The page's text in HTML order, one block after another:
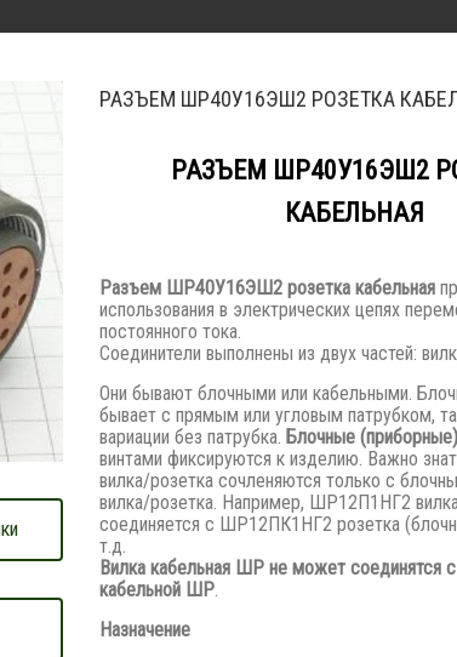
РАЗЪЕМ ШР40У16ЭШ2 РОЗЕТКА
РАЗЪЕМ ШР40У16ЭШ2
КАБЕЛЬНАЯ
Разъем ШР40У16ЭШ2 розетка кабельная
использования в электрических цепях
постоянного тока.
Соединители выполнены из двух частей:
Они бывают блочными или кабельными.
бывает с прямым или угловым патрубком,
вариации без патрубка. Блочные (приборные)
винтами фиксируются к изделию. Важно
вилка/розетка сочленяются только с
вилка/розетка. Например, ШР12П1НГ2
соединяется с ШР12ПК1НГ2 розетка
т.д.
Вилка кабельная ШР не может соединятся
кабельной ШР.
Назначение